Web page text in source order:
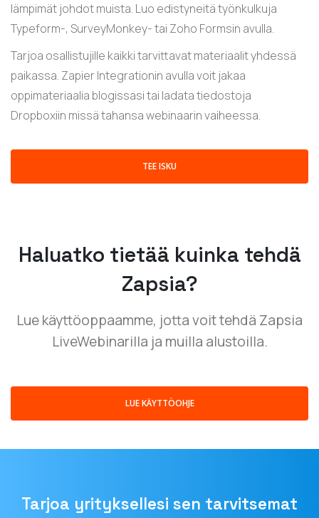
lämpimät johdot muista. Luo edistyneitä työnkulkuja
Typeform-, SurveyMonkey- tai Zoho Formsin avulla.
Tarjoa osallistujille kaikki tarvittavat materiaalit yhdessä
paikassa. Zapier Integrationin avulla voit jakaa
oppimateriaalia blogissasi tai ladata tiedostoja
Dropboxiin missä tahansa webinaarin vaiheessa.
TEE ISKU
Haluatko tietää kuinka tehdä
Zapsia?
Lue käyttöoppaamme, jotta voit tehdä Zapsia
LiveWebinarilla ja muilla alustoilla.
LUE KÄYTTÖOHJE
Tarjoa yrityksellesi sen tarvitsemat